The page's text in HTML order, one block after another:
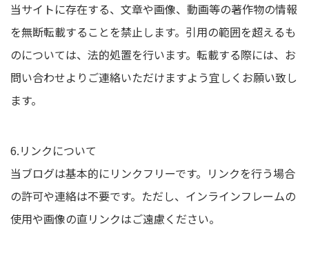
当サイトに存在する、文章や画像、動画等の著作物の情報
を無断転載することを禁止します。引用の範囲を超えるも
のについては、法的処置を行います。転載する際には、お
問い合わせよりご連絡いただけますよう宜しくお願い致し
ます。
6.リンクについて
当ブログは基本的にリンクフリーです。リンクを行う場合
の許可や連絡は不要です。ただし、インラインフレームの
使用や画像の直リンクはご遠慮ください。